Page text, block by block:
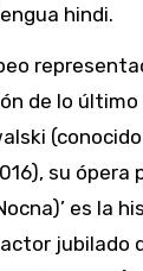
hindi.
de lo
su ópera
es la
jubilado